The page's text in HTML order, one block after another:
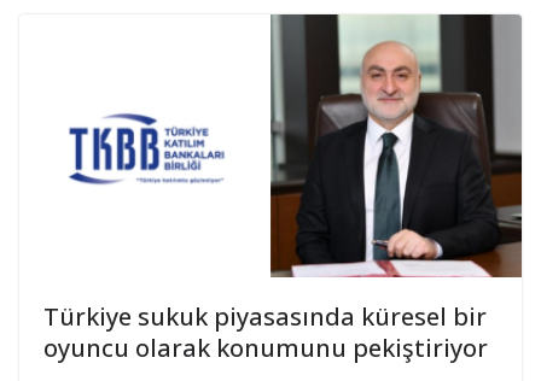
Türkiye sukuk piyasasında küresel bir
oyuncu olarak konumunu pekiştiriyor